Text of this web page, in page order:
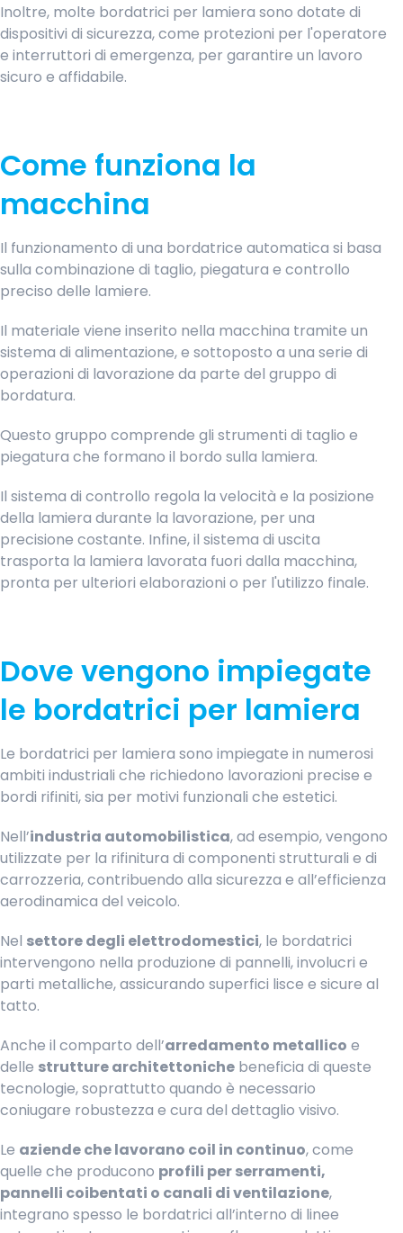
Inoltre, molte bordatrici per lamiera sono dotate di
dispositivi di sicurezza, come protezioni per l'operatore
e interruttori di emergenza, per garantire un lavoro
sicuro e affidabile.
Come funziona la
macchina
Il funzionamento di una bordatrice automatica si basa
sulla combinazione di taglio, piegatura e controllo
preciso delle lamiere.
Il materiale viene inserito nella macchina tramite un
sistema di alimentazione, e sottoposto a una serie di
operazioni di lavorazione da parte del gruppo di
bordatura.
Questo gruppo comprende gli strumenti di taglio e
piegatura che formano il bordo sulla lamiera.
Il sistema di controllo regola la velocità e la posizione
della lamiera durante la lavorazione, per una
precisione costante. Infine, il sistema di uscita
trasporta la lamiera lavorata fuori dalla macchina,
pronta per ulteriori elaborazioni o per l'utilizzo finale.
Dove vengono impiegate
le bordatrici per lamiera
Le bordatrici per lamiera sono impiegate in numerosi
ambiti industriali che richiedono lavorazioni precise e
bordi rifiniti, sia per motivi funzionali che estetici.
Nell’industria automobilistica, ad esempio, vengono
utilizzate per la rifinitura di componenti strutturali e di
carrozzeria, contribuendo alla sicurezza e all’efficienza
aerodinamica del veicolo.
Nel settore degli elettrodomestici, le bordatrici
intervengono nella produzione di pannelli, involucri e
parti metalliche, assicurando superfici lisce e sicure al
tatto.
Anche il comparto dell’arredamento metallico e
delle strutture architettoniche beneficia di queste
tecnologie, soprattutto quando è necessario
coniugare robustezza e cura del dettaglio visivo.
Le aziende che lavorano coil in continuo, come
quelle che producono profili per serramenti,
pannelli coibentati o canali di ventilazione,
integrano spesso le bordatrici all’interno di linee